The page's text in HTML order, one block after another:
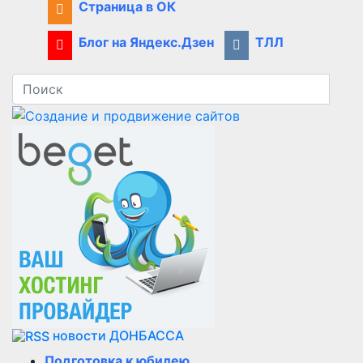
Страница в ОК
Блог на Яндекс.Дзен ТЛЛ
новости ДОНБАССА